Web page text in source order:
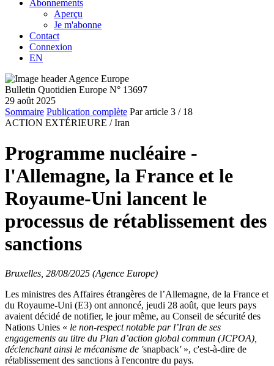
Abonnements
Aperçu
Je m'abonne
Contact
Connexion
EN
Bulletin Quotidien Europe N° 13697
29 août 2025
Sommaire Publication complète Par article 3 / 18
ACTION EXTÉRIEURE / Iran
Programme nucléaire -
l'Allemagne, la France et le
Royaume-Uni lancent le
processus de rétablissement des
sanctions
Bruxelles, 28/08/2025 (Agence Europe)
Les ministres des Affaires étrangères de l’Allemagne, de la France et
du Royaume-Uni (E3) ont annoncé, jeudi 28 août, que leurs pays
avaient décidé de notifier, le jour même, au Conseil de sécurité des
Nations Unies « le non-respect notable par l’Iran de ses
engagements au titre du Plan d’action global commun (JCPOA),
déclenchant ainsi le mécanisme de 'snapback' », c'est-à-dire de
rétablissement des sanctions à l'encontre du pays.